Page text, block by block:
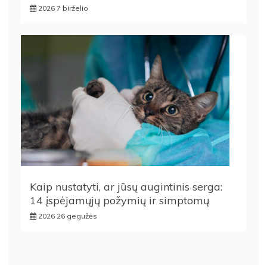
2026 7 birželio
Kaip nustatyti, ar jūsų augintinis serga:
14 įspėjamųjų požymių ir simptomų
2026 26 gegužės